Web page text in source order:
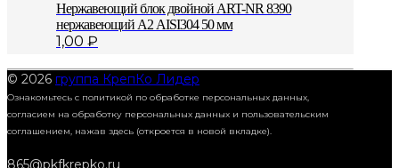
Нержавеющий блок двойной АRT-NR 8390
нержавеющий А2 AISI304 50 мм
1,00 ₽
© 2026 группа КрепКо Лидер
Ознакомьтесь с политикой по обработке персональных данных,
согласием на обработку персональных данных и пользовательским
соглашением, нажав здесь (откроется в новой вкладке).
865@pkfkrepko.ru